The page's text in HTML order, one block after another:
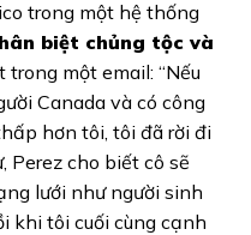
trong một hệ thống
biệt chủng tộc và
trong một email: “Nếu
Canada và có công
hơn tôi, tôi đã rời đi
Perez cho biết cô sẽ
lưới như người sinh
khi tôi cuối cùng cạnh